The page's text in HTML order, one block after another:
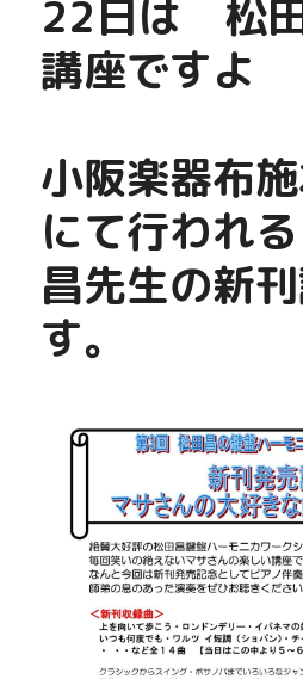
22日は　松
講座ですよ
小阪楽器布
にて行われる
昌先生の新
す。